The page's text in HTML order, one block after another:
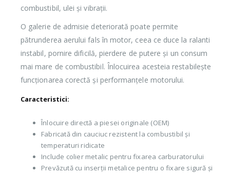
combustibil, ulei și vibrații.
O galerie de admisie deteriorată poate permite
pătrunderea aerului fals în motor, ceea ce duce la ralanti
instabil, pornire dificilă, pierdere de putere și un consum
mai mare de combustibil. Înlocuirea acesteia restabilește
funcționarea corectă și performanțele motorului.
Caracteristici:
Înlocuire directă a piesei originale (OEM)
Fabricată din cauciuc rezistent la combustibil și
temperaturi ridicate
Include colier metalic pentru fixarea carburatorului
Prevăzută cu inserții metalice pentru o fixare sigură și